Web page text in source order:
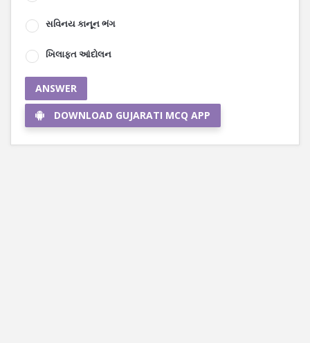
સવિનય કાનૂન ભંગ
ખિલાફત આંદોલન
ANSWER
DOWNLOAD GUJARATI MCQ APP